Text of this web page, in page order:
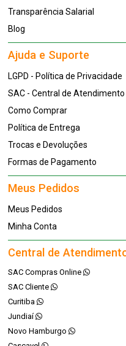
Transparência Salarial
Blog
Ajuda e Suporte
LGPD - Política de Privacidade
SAC - Central de Atendimento
Como Comprar
Política de Entrega
Trocas e Devoluções
Formas de Pagamento
Meus Pedidos
Meus Pedidos
Minha Conta
Central de
SAC Compras Online
SAC Cliente
Curitiba
Jundiaí
Novo Hamburgo